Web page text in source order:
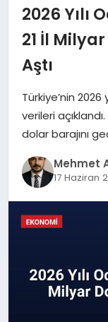
SPOR
SAĞLIK
EĞITIM
YAŞAM
2026 Yılı
21 İl
Aştı
Türkiye’nin
verileri
dolar barajını
Mehmet
17 Haziran